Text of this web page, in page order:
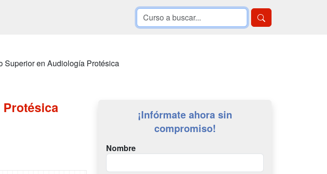
Superior en Audiología Protésica
¡Infórmate ahora sin
compromiso!
Nombre